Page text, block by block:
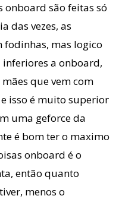
onboard são feitas só
das vezes, as
mas logico
a onboard,
que vem com
isso é muito superior
uma geforce da
é bom ter o maximo
onboard é o
então quanto
menos o